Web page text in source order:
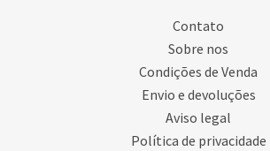
Contato
Sobre nos
Condições de Venda
Envio e devoluções
Aviso legal
Política de privacidade